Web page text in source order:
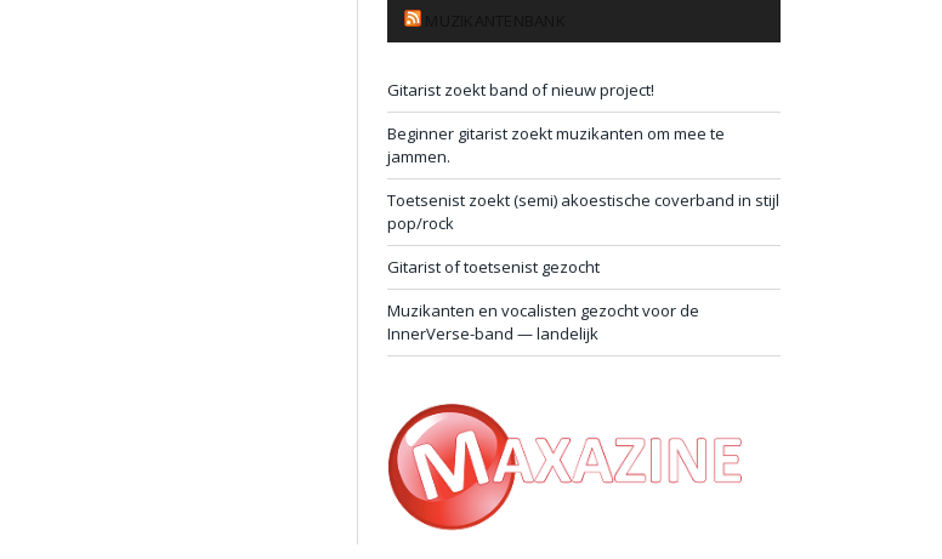
Gitarist zoekt band of nieuw project!
Beginner gitarist zoekt muzikanten om mee te
jammen.
Toetsenist zoekt (semi) akoestische coverband in stijl
pop/rock
Gitarist of toetsenist gezocht
Muzikanten en vocalisten gezocht voor de
InnerVerse-band — landelijk